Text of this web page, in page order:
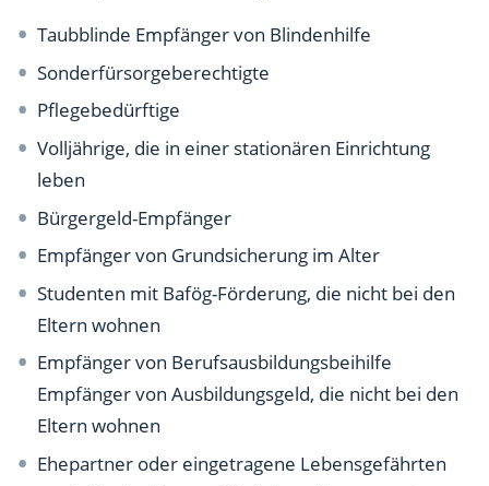
Taubblinde Empfänger von Blindenhilfe
Sonderfürsorgeberechtigte
Pflegebedürftige
Volljährige, die in einer stationären Einrichtung
leben
Bürgergeld-Empfänger
Empfänger von Grundsicherung im Alter
Studenten mit Bafög-Förderung, die nicht bei den
Eltern wohnen
Empfänger von Berufsausbildungsbeihilfe
Empfänger von Ausbildungsgeld, die nicht bei den
Eltern wohnen
Ehepartner oder eingetragene Lebensgefährten